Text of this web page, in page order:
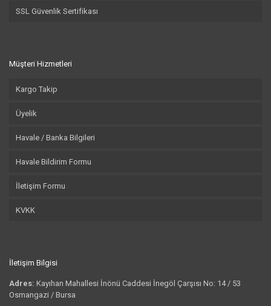
SSL Güvenlik Sertifikası
Müşteri Hizmetleri
Kargo Takip
Üyelik
Havale / Banka Bilgileri
Havale Bildirim Formu
İletişim Formu
KVKK
İletişim Bilgisi
Adres: Kayıhan Mahallesi İnönü Caddesi İnegöl Çarşısı No: 14 / 53
Osmangazi / Bursa